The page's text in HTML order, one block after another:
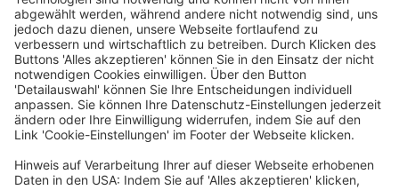
zwar der erklärte Wille der Behörde zu erfassen und
nicht am buchstäblichen Sinne des Ausdrucks zu
haften; allerdings ist ein in seinem Ausspruch eindeutig
an einen bestimmten Adressaten gerichteter Bescheid
insofern keiner Auslegung zugänglich.
2. Eine Außenprüfung, die aufgrund einer gegen über
dem Steuerpflichtigen nicht wirksam gewordenen
Prüfungsanordnung durchgeführt wird, kann den Ablauf
der Festsetzungsfrist nicht hemmen.